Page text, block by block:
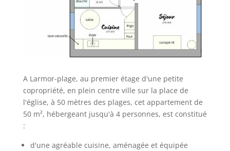
A Larmor-plage, au premier étage d'une petite
copropriété, en plein centre ville sur la place de
l'église, à 50 mètres des plages, cet appartement de
50 m², hébergeant jusqu'à 4 personnes, est constitué
:
d'une agréable cuisine, aménagée et équipée